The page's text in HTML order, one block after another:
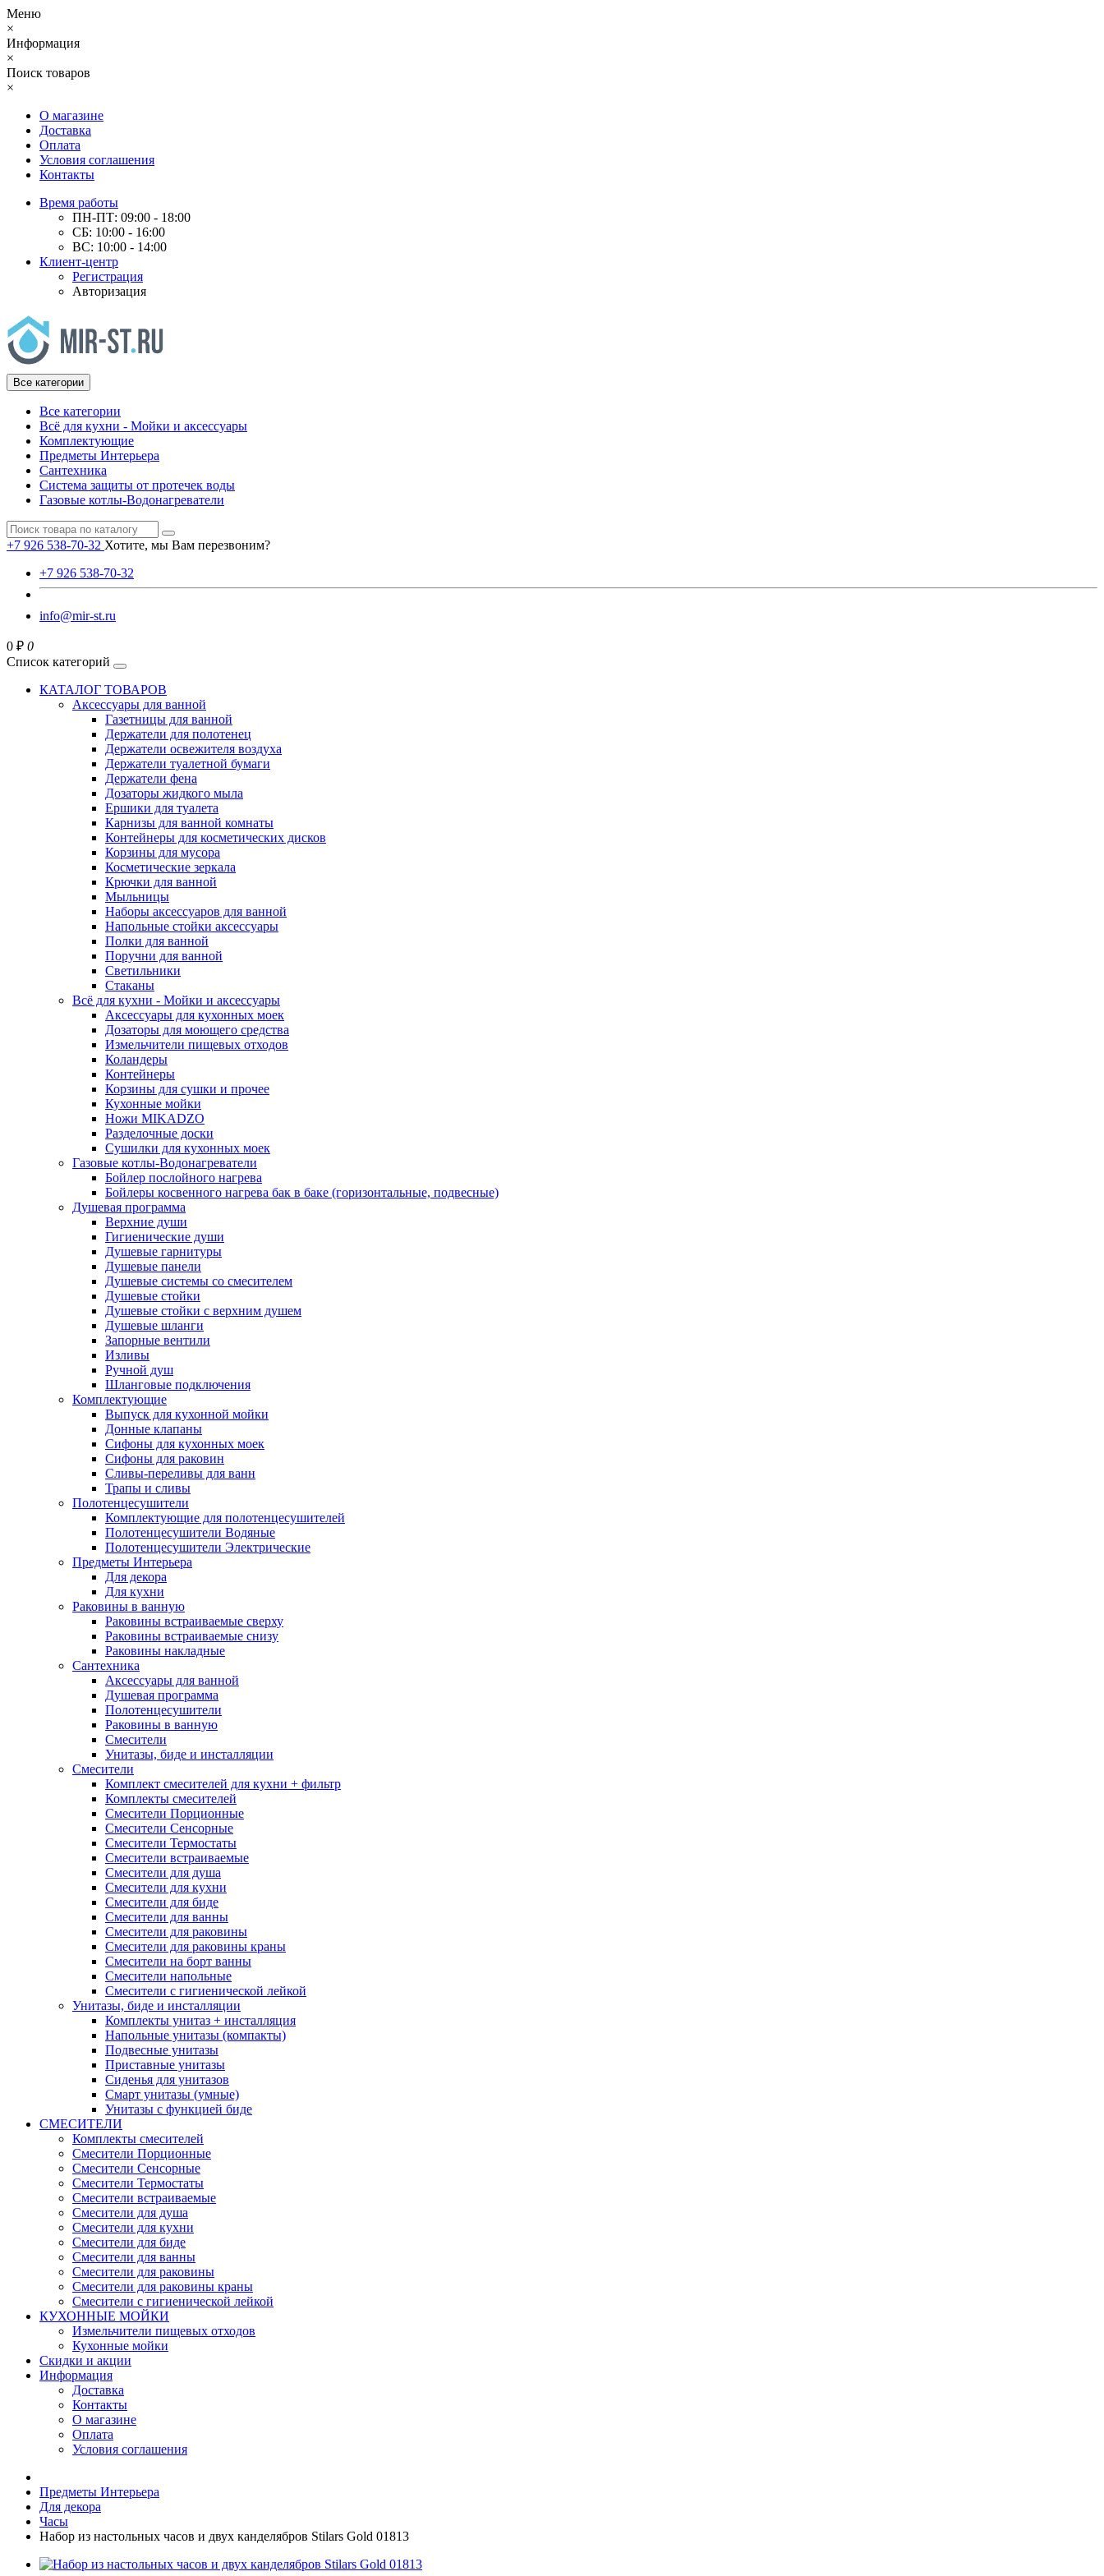
Меню
×
Информация
×
Поиск товаров
×
О магазине
Доставка
Оплата
Условия соглашения
Контакты
Время работы
ПН-ПТ: 09:00 - 18:00
СБ: 10:00 - 16:00
ВС: 10:00 - 14:00
Клиент-центр
Регистрация
Авторизация
Все категории
Все категории
Всё для кухни - Мойки и аксессуары
Комплектующие
Предметы Интерьера
Сантехника
Система защиты от протечек воды
Газовые котлы-Водонагреватели
+7 926 538-70-32 Хотите, мы Вам перезвоним?
+7 926 538-70-32
info@mir-st.ru
0 ₽ 0
Список категорий
КАТАЛОГ ТОВАРОВ
Аксессуары для ванной
Газетницы для ванной
Держатели для полотенец
Держатели освежителя воздуха
Держатели туалетной бумаги
Держатели фена
Дозаторы жидкого мыла
Ершики для туалета
Карнизы для ванной комнаты
Контейнеры для косметических дисков
Корзины для мусора
Косметические зеркала
Крючки для ванной
Мыльницы
Наборы аксессуаров для ванной
Напольные стойки аксессуары
Полки для ванной
Поручни для ванной
Светильники
Стаканы
Всё для кухни - Мойки и аксессуары
Аксессуары для кухонных моек
Дозаторы для моющего средства
Измельчители пищевых отходов
Коландеры
Контейнеры
Корзины для сушки и прочее
Кухонные мойки
Ножи MIKADZO
Разделочные доски
Сушилки для кухонных моек
Газовые котлы-Водонагреватели
Бойлер послойного нагрева
Бойлеры косвенного нагрева бак в баке (горизонтальные, подвесные)
Душевая программа
Верхние души
Гигиенические души
Душевые гарнитуры
Душевые панели
Душевые системы со смесителем
Душевые стойки
Душевые стойки с верхним душем
Душевые шланги
Запорные вентили
Изливы
Ручной душ
Шланговые подключения
Комплектующие
Выпуск для кухонной мойки
Донные клапаны
Сифоны для кухонных моек
Сифоны для раковин
Сливы-переливы для ванн
Трапы и сливы
Полотенцесушители
Комплектующие для полотенцесушителей
Полотенцесушители Водяные
Полотенцесушители Электрические
Предметы Интерьера
Для декора
Для кухни
Раковины в ванную
Раковины встраиваемые сверху
Раковины встраиваемые снизу
Раковины накладные
Сантехника
Аксессуары для ванной
Душевая программа
Полотенцесушители
Раковины в ванную
Смесители
Унитазы, биде и инсталляции
Смесители
Комплект смесителей для кухни + фильтр
Комплекты смесителей
Смесители Порционные
Смесители Сенсорные
Смесители Термостаты
Смесители встраиваемые
Смесители для душа
Смесители для кухни
Смесители для биде
Смесители для ванны
Смесители для раковины
Смесители для раковины краны
Смесители на борт ванны
Смесители напольные
Смесители с гигиенической лейкой
Унитазы, биде и инсталляции
Комплекты унитаз + инсталляция
Напольные унитазы (компакты)
Подвесные унитазы
Приставные унитазы
Сиденья для унитазов
Смарт унитазы (умные)
Унитазы с функцией биде
СМЕСИТЕЛИ
Комплекты смесителей
Смесители Порционные
Смесители Сенсорные
Смесители Термостаты
Смесители встраиваемые
Смесители для душа
Смесители для кухни
Смесители для биде
Смесители для ванны
Смесители для раковины
Смесители для раковины краны
Смесители с гигиенической лейкой
КУХОННЫЕ МОЙКИ
Измельчители пищевых отходов
Кухонные мойки
Скидки и акции
Информация
Доставка
Контакты
О магазине
Оплата
Условия соглашения
Предметы Интерьера
Для декора
Часы
Набор из настольных часов и двух канделябров Stilars Gold 01813